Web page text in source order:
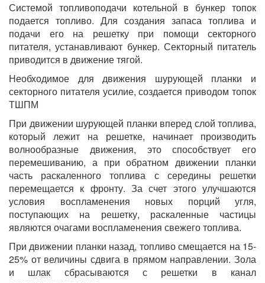
Системой топливоподачи котельной в бункер топок
подается топливо. Для создания запаса топлива и
подачи его на решетку при помощи секторного
питателя, устанавливают бункер. Секторный питатель
приводится в движение тягой.
Необходимое для движения шурующей планки и
секторного питателя усилие, создается приводом топок
ТШПМ
При движении шурующей планки вперед слой топлива,
который лежит на решетке, начинает производить
волнообразные движения, это способствует его
перемешиванию, а при обратном движении планки
часть раскаленного топлива с середины решетки
перемещается к фронту. За счет этого улучшаются
условия воспламенения новых порций угля,
поступающих на решетку, раскаленные частицы
являются очагами воспламенения свежего топлива.
При движении планки назад, топливо смещается на 15-
25% от величины сдвига в прямом направлении. Зола
и шлак сбрасываются с решетки в канал